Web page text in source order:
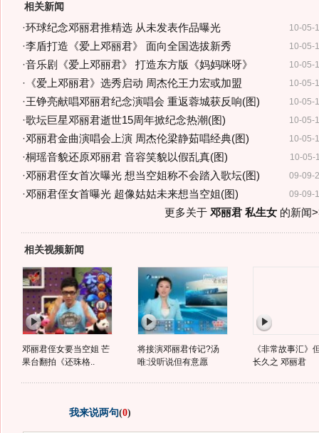
相关新闻
10-05-
·环球纪念邓丽君推精选 从未发表作品曝光
10-05-
·李盾打造《爱上邓丽君》 面向全国选拔新秀
10-05-
·音乐剧《爱上邓丽君》 打造东方版《妈妈咪呀》
10-05-
· 《爱上邓丽君》选秀启动 周杰伦王力宏或加盟
10-05-
·王铮亮献唱邓丽君纪念演唱会 重返蓉城获反响(图)
10-05-
·歌坛巨星邓丽君逝世15周年掀纪念热潮(图)
10-05-
·邓丽君金曲演唱会上演 周杰伦梁静茹唱经典(图)
10-05-
·桐瑶音貌还原邓丽君 音容笑貌以假乱真(图)
09-09-
·邓丽君侄女首次曝光 想当空姐称不会踏入歌坛(图)
09-09-
·邓丽君侄女首曝光 超像姑姑未来想当空姐(图)
更多关于 邓丽君 私生女的新闻
相关视频新闻
邓丽君侄女要当空姐 芒
果台翻拍《还珠格..
将接演邓丽君传记?汤
唯:没听说但有意愿
《非常故事汇》
长久之 邓丽君
我来说两句(0)